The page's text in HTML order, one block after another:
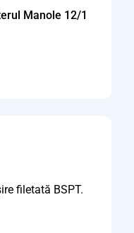
Manole 12/1
filetată BSPT.